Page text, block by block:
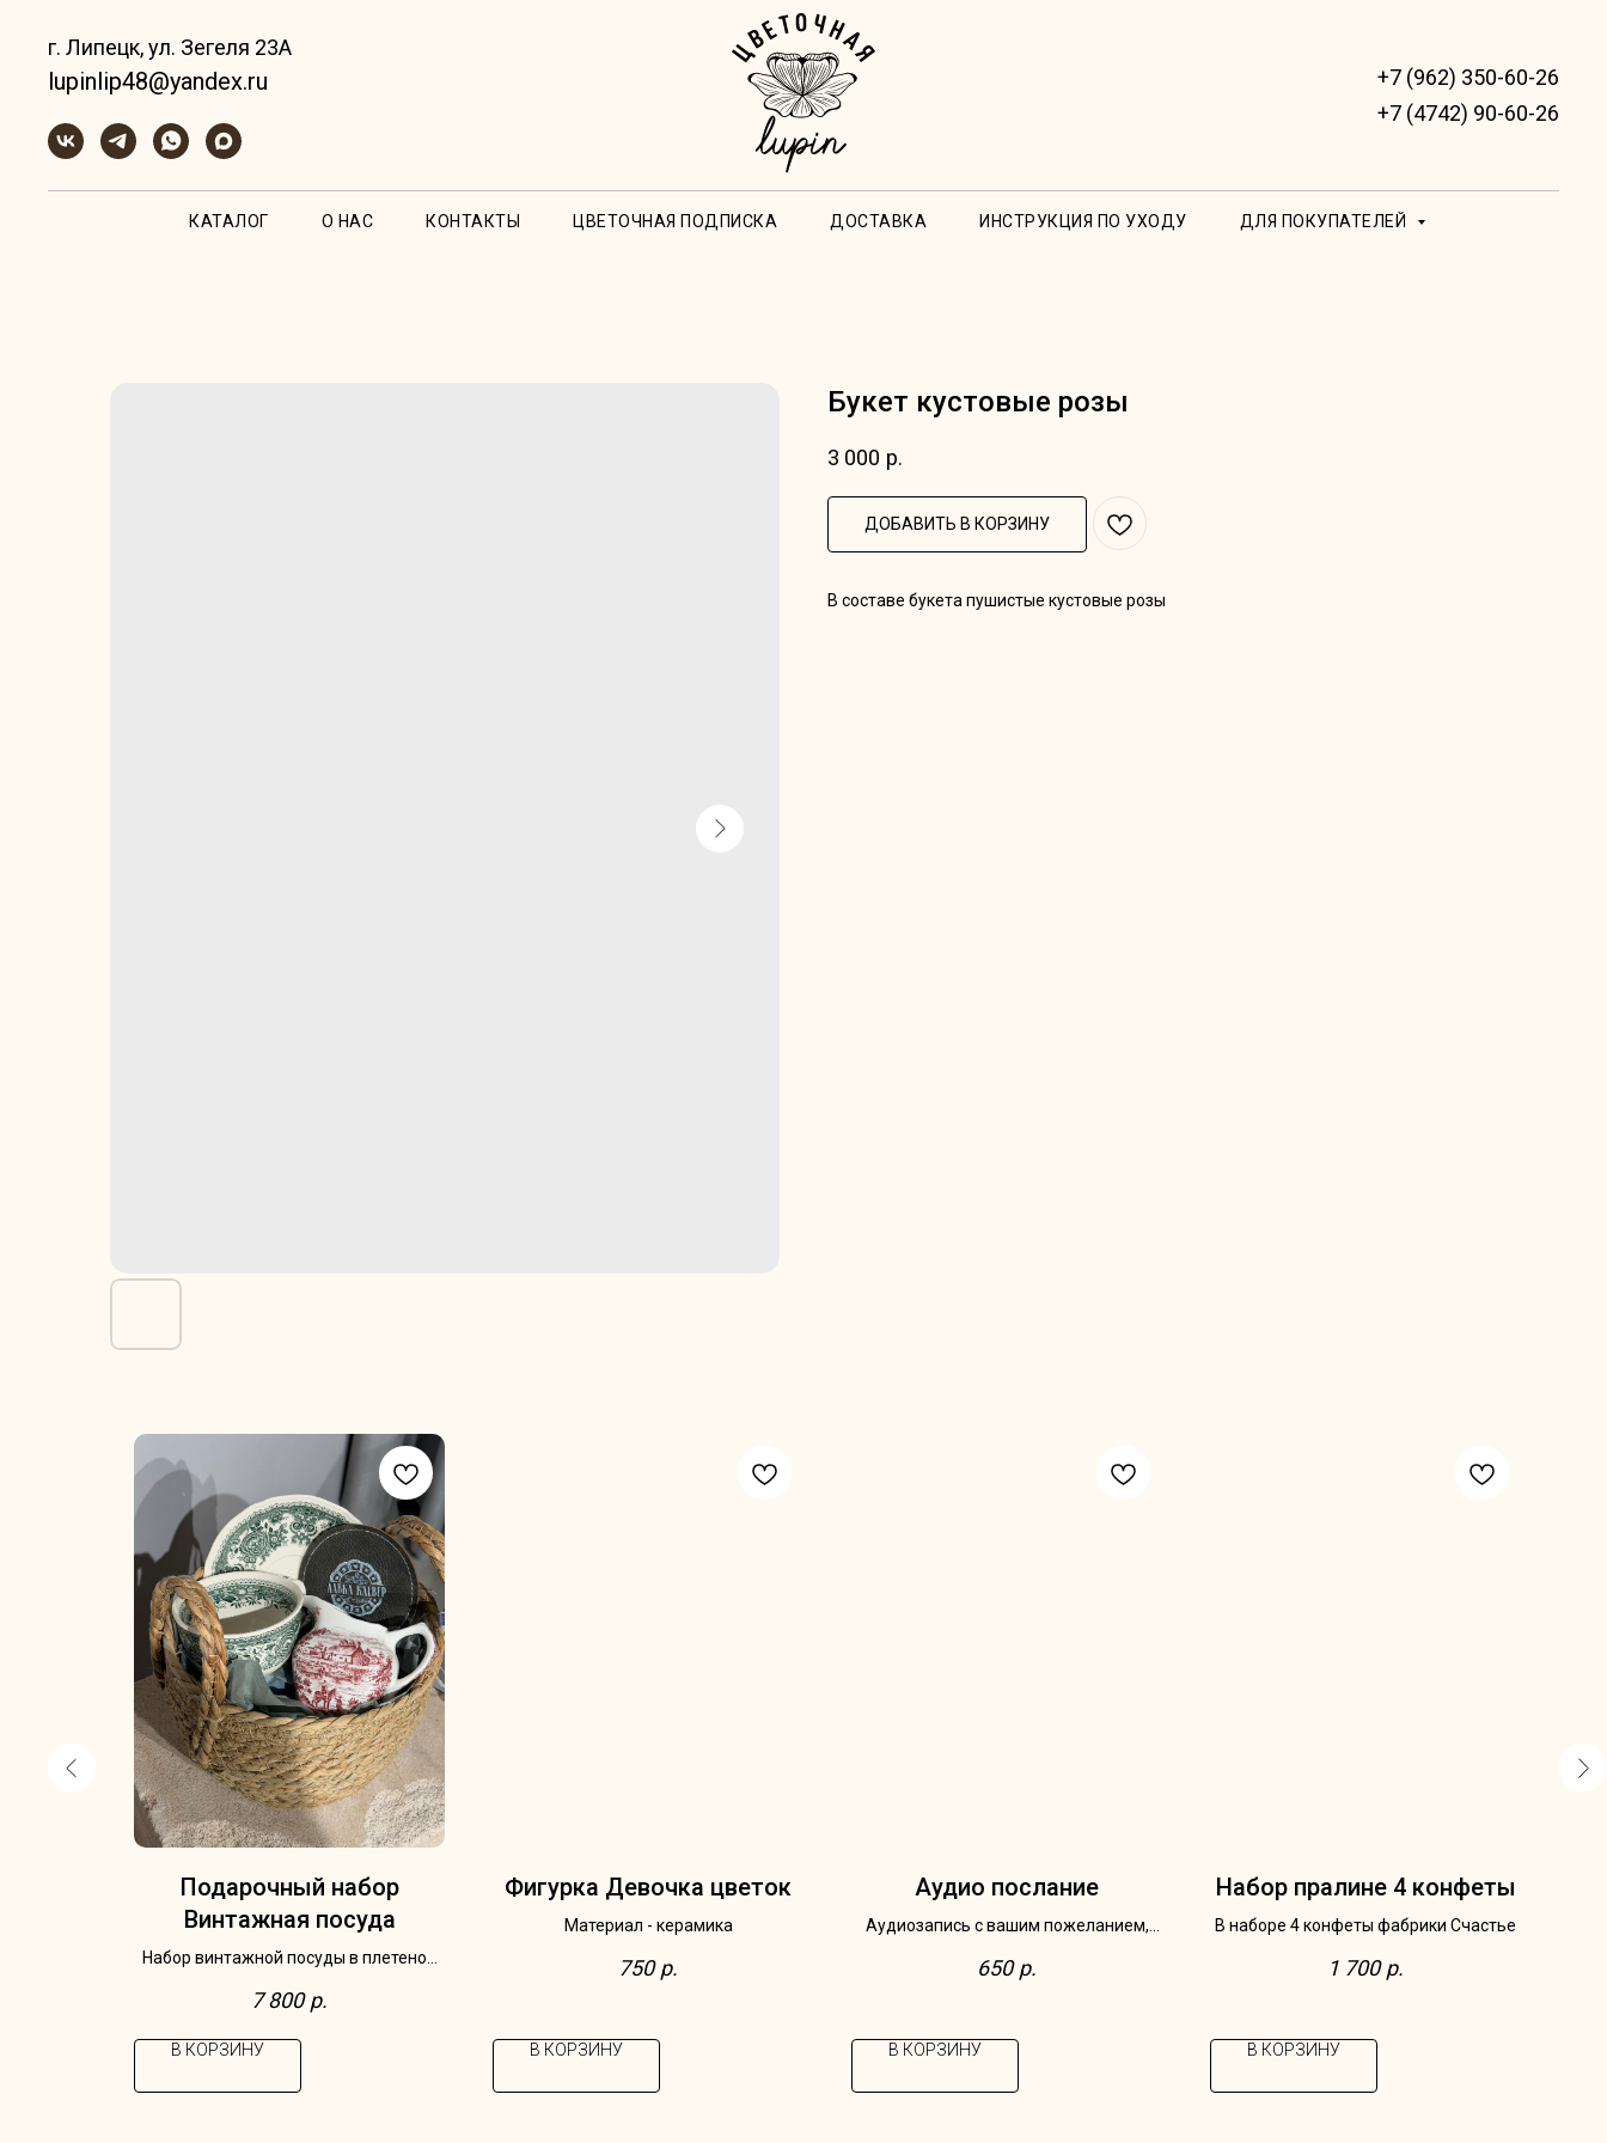
г. Липецк, ул. Зегеля 23А
lupinlip48@yandex.ru
+7 (962) 350-60-26
+7 (4742) 90-60-26
КАТАЛОГ О НАС КОНТАКТЫ ЦВЕТОЧНАЯ ПОДПИСКА ДОСТАВКА ИНСТРУКЦИЯ ПО УХОДУ ДЛЯ ПОКУПАТЕЛЕЙ
Букет кустовые розы
3 000 р.
ДОБАВИТЬ В КОРЗИНУ
В составе букета пушистые кустовые розы
Подарочный набор
Винтажная посуда
Набор винтажной посуды в плетеной
Германия, серия Burgenland и
7 800 р.
В КОРЗИНУ
Фигурка Девочка цветок
Материал - керамика
750 р.
В КОРЗИНУ
Аудио послание
Аудиозапись с вашим пожеланием,
цитатой для получателя
650 р.
В КОРЗИНУ
Набор пралине 4 конфеты
В наборе 4 конфеты фабрики Счастье
1 700 р.
В КОРЗИНУ